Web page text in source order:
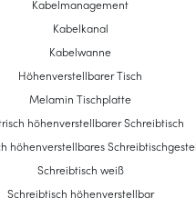
Kabelmanagement
Kabelkanal
Kabelwanne
Höhenverstellbarer Tisch
Melamin Tischplatte
höhenverstellbarer Schreibtisch
höhenverstellbares Schreibtischgestell
Schreibtisch weiß
Schreibtisch höhenverstellbar